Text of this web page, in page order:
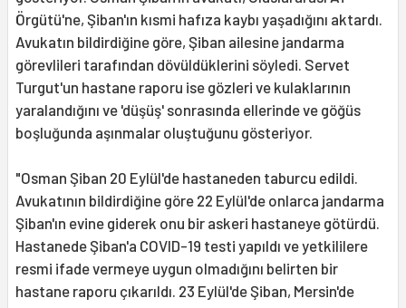
Örgütü'ne, Şiban'ın kısmi hafıza kaybı yaşadığını aktardı.
Avukatın bildirdiğine göre, Şiban ailesine jandarma
görevlileri tarafından dövüldüklerini söyledi. Servet
Turgut'un hastane raporu ise gözleri ve kulaklarının
yaralandığını ve 'düşüş' sonrasında ellerinde ve göğüs
boşluğunda aşınmalar oluştuğunu gösteriyor.
"Osman Şiban 20 Eylül'de hastaneden taburcu edildi.
Avukatının bildirdiğine göre 22 Eylül'de onlarca jandarma
Şiban'ın evine giderek onu bir askeri hastaneye götürdü.
Hastanede Şiban'a COVID-19 testi yapıldı ve yetkililere
resmi ifade vermeye uygun olmadığını belirten bir
hastane raporu çıkarıldı. 23 Eylül'de Şiban, Mersin'de